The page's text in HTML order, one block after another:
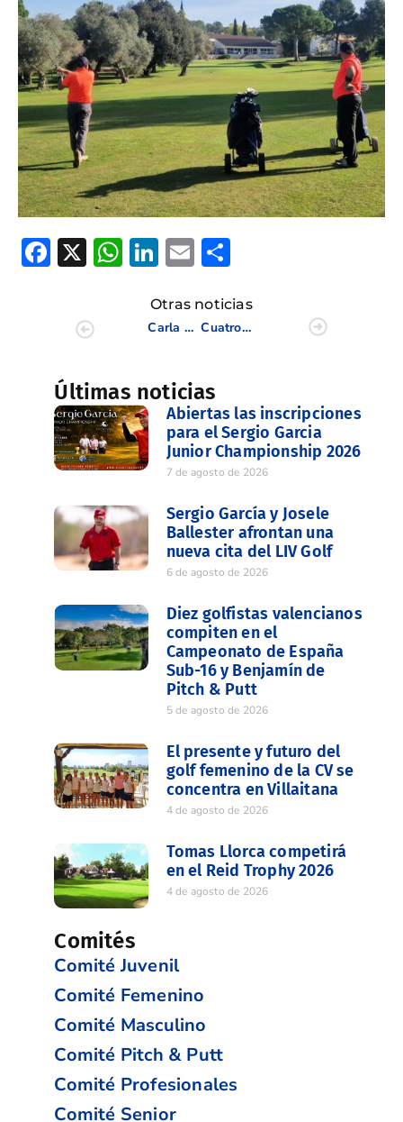
Facebook
X WhatsApp
LinkedIn
Email
Otras noticias
Carla Bernat, Campeona individual y doble plata por equipos en The Spirit
Cuatro jugadoras de la FGCV en el Campeonato de España PRO Femenino
Últimas noticias
Abiertas las inscripciones
para el Sergio Garcia
Junior Championship 2026
7 de agosto de 2026
Sergio García y Josele
Ballester afrontan una
nueva cita del LIV Golf
6 de agosto de 2026
Diez golfistas valencianos
compiten en el
Campeonato de España
Sub-16 y Benjamín de
Pitch & Putt
5 de agosto de 2026
El presente y futuro del
golf femenino de la CV se
concentra en Villaitana
4 de agosto de 2026
Tomas Llorca competirá
en el Reid Trophy 2026
4 de agosto de 2026
Comités
Comité Juvenil
Comité Femenino
Comité Masculino
Comité Pitch & Putt
Comité Profesionales
Comité Senior